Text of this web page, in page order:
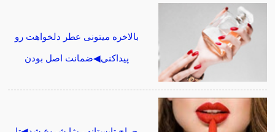
بالاخره میتونی عطر دلخواهت رو
پیداکنی◀ضمانت اصل بودن